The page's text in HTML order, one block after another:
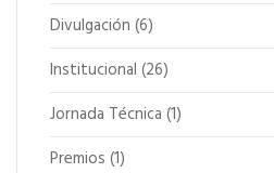
Divulgación (6)
Institucional (26)
Jornada Técnica (1)
Premios (1)